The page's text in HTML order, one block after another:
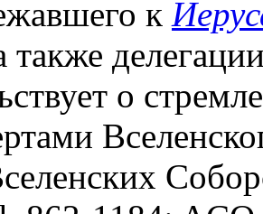
к
также
о